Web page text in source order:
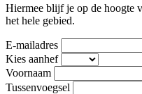
Hiermee blijf je op de hoogte
het hele gebied.
E-mailadres
Kies aanhef
Voornaam
Tussenvoegsel